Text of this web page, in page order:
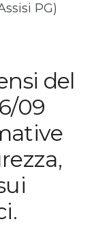
del
09
PG)